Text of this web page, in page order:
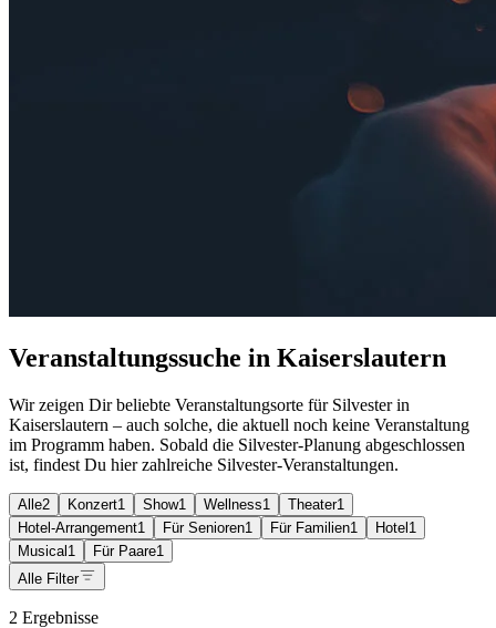
Veranstaltungssuche in Kaiserslautern
Wir zeigen Dir beliebte Veranstaltungsorte für Silvester in
Kaiserslautern – auch solche, die aktuell noch keine Veranstaltung
im Programm haben. Sobald die Silvester-Planung abgeschlossen
ist, findest Du hier zahlreiche Silvester-Veranstaltungen.
Alle2 Konzert1 Show1 Wellness1 Theater1
Hotel-Arrangement1 Für Senioren1 Für Familien1 Hotel 1
Musical 1 Für Paare1
Alle Filter
2 Ergebnisse